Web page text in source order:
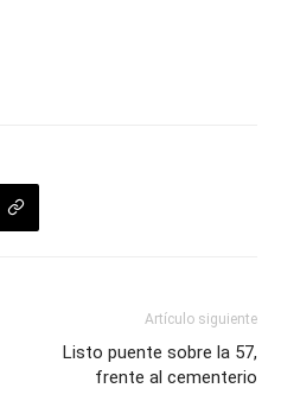
Artículo siguiente
Listo puente sobre la 57,
frente al cementerio